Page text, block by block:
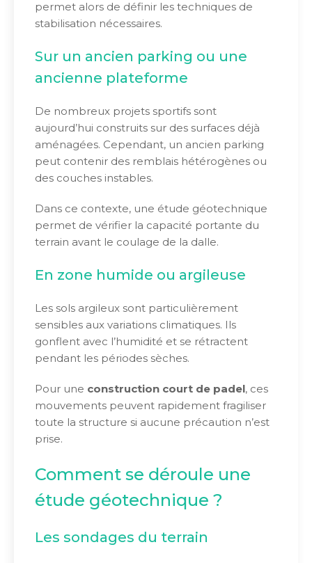
permet alors de définir les techniques de
stabilisation nécessaires.
Sur un ancien parking ou une
ancienne plateforme
De nombreux projets sportifs sont
aujourd’hui construits sur des surfaces déjà
aménagées. Cependant, un ancien parking
peut contenir des remblais hétérogènes ou
des couches instables.
Dans ce contexte, une étude géotechnique
permet de vérifier la capacité portante du
terrain avant le coulage de la dalle.
En zone humide ou argileuse
Les sols argileux sont particulièrement
sensibles aux variations climatiques. Ils
gonflent avec l’humidité et se rétractent
pendant les périodes sèches.
Pour une construction court de padel, ces
mouvements peuvent rapidement fragiliser
toute la structure si aucune précaution n’est
prise.
Comment se déroule une
étude géotechnique ?
Les sondages du terrain